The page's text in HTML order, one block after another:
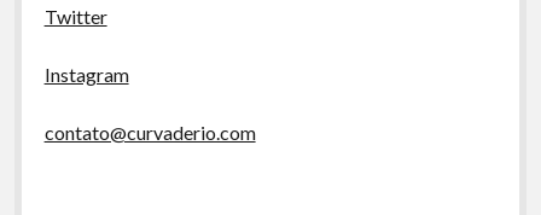
Twitter
Instagram
contato@curvaderio.com